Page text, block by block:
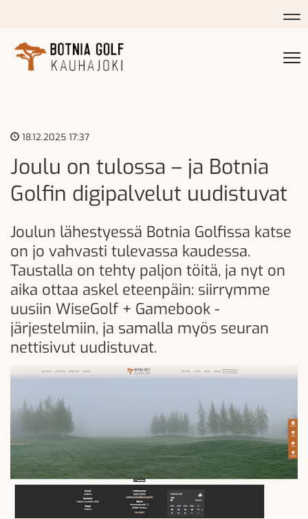
18.12.2025 17:37
Joulu on tulossa – ja Botnia
Golfin digipalvelut uudistuvat
Joulun lähestyessä Botnia Golfissa katse
on jo vahvasti tulevassa kaudessa.
Taustalla on tehty paljon töitä, ja nyt on
aika ottaa askel eteenpäin: siirrymme
uusiin WiseGolf + Gamebook -
järjestelmiin, ja samalla myös seuran
nettisivut uudistuvat.